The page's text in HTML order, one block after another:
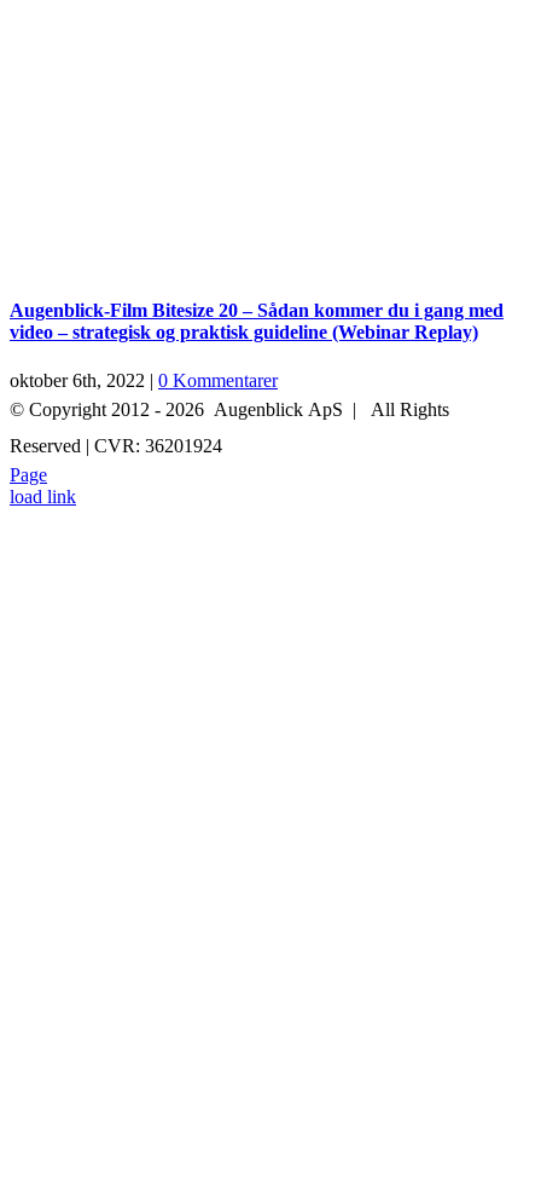
Augenblick-Film Bitesize 20 – Sådan kommer du i gang med
video – strategisk og praktisk guideline (Webinar Replay)
oktober 6th, 2022 | 0 Kommentarer
© Copyright 2012 - 2026 Augenblick ApS | All Rights
Reserved | CVR: 36201924
Page
load link